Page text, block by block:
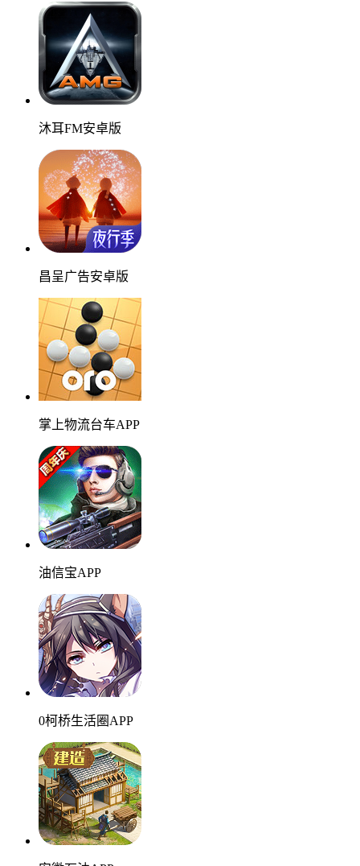
沐耳FM安卓版
昌呈广告安卓版
掌上物流台车APP
油信宝APP
0柯桥生活圈APP